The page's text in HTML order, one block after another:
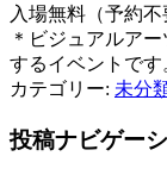
入場無料（予約不
＊ビジュアルア
するイベントです
カテゴリー: 未分
投稿ナビゲー